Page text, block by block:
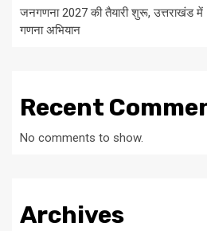
जनगणना 2027 की तैयारी शुरू, उत्तराखंड में
गणना अभियान
Recent
No comments to show.
Archives